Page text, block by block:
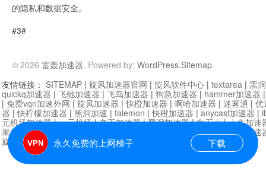
的隐私和数据安全。
#3#
© 2026 雷轰加速器. Powered by: WordPress.Sitemap.
永久免费的上网梯子 下载
友情链接： SITEMAP | 旋风加速器官网 | 旋风软件中心 | textarea | 黑
quickq加速器 | 飞驰加速器 | 飞鸟加速器 | 狗急加速器 | hammer加速器
| 免费vqn加速外网 | 旋风加速器 |快橙加速器 | 啊哈加速器 | 迷雾通 | 优
器 |快柠檬加速器 | 黑洞加速 | falemon |快橙加速器 | anycast加速器 |
元机场加速器|一元机场|老王加速器|黑洞加速器|白石山|小牛加速
果加速器|黑洞加速 海鸥加速器|芒果加速
旋风加速器度器|哔咔漫画 |PicACG